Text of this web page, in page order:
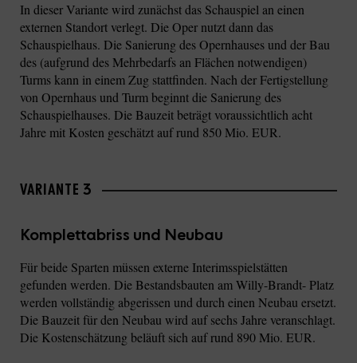
In dieser Variante wird zunächst das Schauspiel an einen
externen Standort verlegt. Die Oper nutzt dann das
Schauspielhaus. Die Sanierung des Opernhauses und der Bau
des (aufgrund des Mehrbedarfs an Flächen notwendigen)
Turms kann in einem Zug stattfinden. Nach der Fertigstellung
von Opernhaus und Turm beginnt die Sanierung des
Schauspielhauses. Die Bauzeit beträgt voraussichtlich acht
Jahre mit Kosten geschätzt auf rund 850 Mio. EUR.
VARIANTE 3
Komplettabriss und Neubau
Für beide Sparten müssen externe Interimsspielstätten
gefunden werden. Die Bestandsbauten am Willy-Brandt- Platz
werden vollständig abgerissen und durch einen Neubau ersetzt.
Die Bauzeit für den Neubau wird auf sechs Jahre veranschlagt.
Die Kostenschätzung beläuft sich auf rund 890 Mio. EUR.